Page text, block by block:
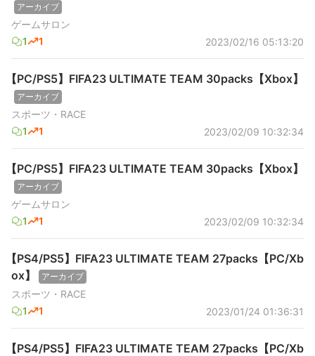
アーカイブ
ゲームサロン
1
1 2023/02/16 05:13:20
【PC/PS5】FIFA23 ULTIMATE TEAM 30packs【Xbox】
アーカイブ
スポーツ・RACE
1
1 2023/02/09 10:32:34
【PC/PS5】FIFA23 ULTIMATE TEAM 30packs【Xbox】
アーカイブ
ゲームサロン
1
1 2023/02/09 10:32:34
【PS4/PS5】FIFA23 ULTIMATE TEAM 27packs【PC/Xb
ox】
アーカイブ
スポーツ・RACE
1
1 2023/01/24 01:36:31
【PS4/PS5】FIFA23 ULTIMATE TEAM 27packs【PC/Xb